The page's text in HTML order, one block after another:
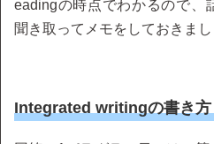
eadingの時点でわかるので、
聞き取ってメモをしておきまし
Integrated writingの書き方